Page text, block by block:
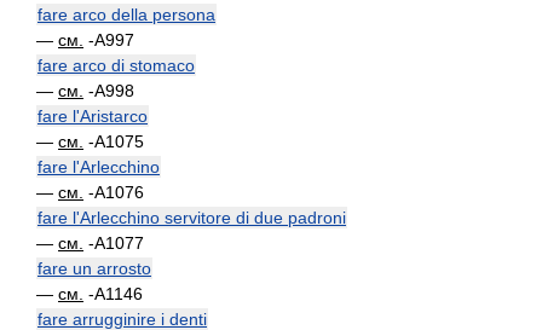
fare arco della persona
— см. -A997
fare arco di stomaco
— см. -A998
fare l'Aristarco
— см. -A1075
fare l'Arlecchino
— см. -A1076
fare l'Arlecchino servitore di due padroni
— см. -A1077
fare un arrosto
— см. -A1146
fare arrugginire i denti